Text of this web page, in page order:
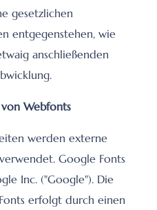
gesetzlichen
entgegenstehen, wie
anschließenden
Webfonts
werden externe
Google Fonts
Inc. ("Google"). Die
erfolgt durch einen